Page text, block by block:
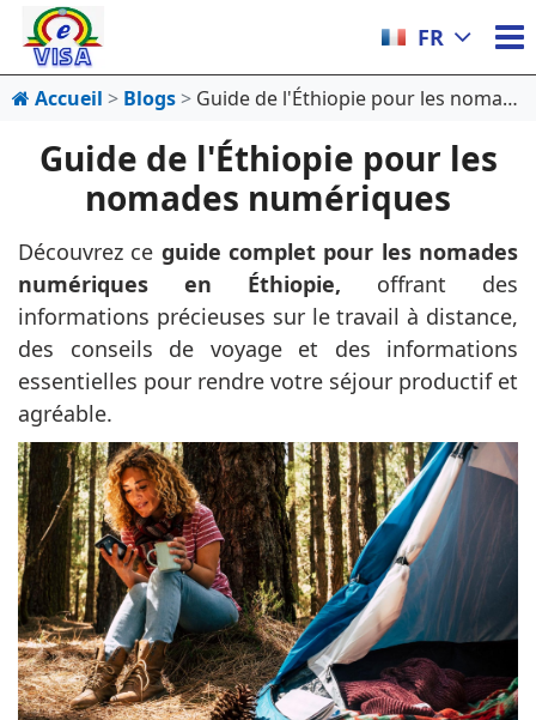
FR
Accueil Blogs Guide de l'Éthiopie pour les nomades numériques
Guide de l'Éthiopie pour les
nomades numériques
Découvrez ce guide complet pour les nomades
numériques en Éthiopie, offrant des
informations précieuses sur le travail à distance,
des conseils de voyage et des informations
essentielles pour rendre votre séjour productif et
agréable.